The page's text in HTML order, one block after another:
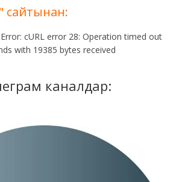
сайтынан:
cURL error 28: Operation timed out
with 19385 bytes received
каналдар: